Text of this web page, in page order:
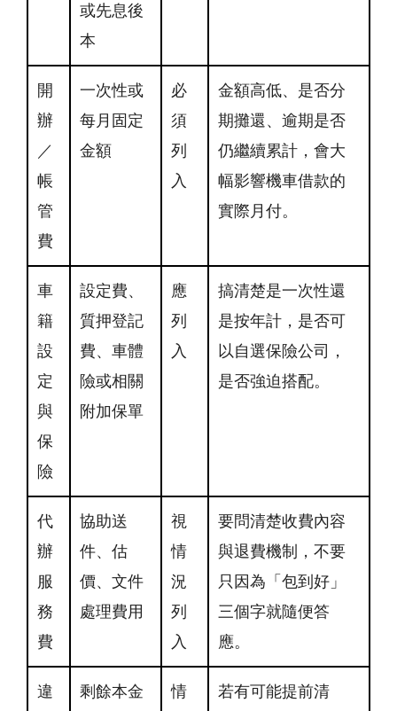
或先息後
本
開
辦
／
帳
管
費
一次性或
每月固定
金額
必
須
列
入
金額高低、是否分
期攤還、逾期是否
仍繼續累計，會大
幅影響機車借款的
實際月付。
車
籍
設
定
與
保
險
設定費、
質押登記
費、車體
險或相關
附加保單
應
列
入
搞清楚是一次性還
是按年計，是否可
以自選保險公司，
是否強迫搭配。
代
辦
服
務
費
協助送
件、估
價、文件
處理費用
視
情
況
列
入
要問清楚收費內容
與退費機制，不要
只因為「包到好」
三個字就隨便答
應。
違
剩餘本金
情
若有可能提前清